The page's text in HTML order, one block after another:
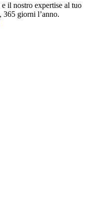
il nostro expertise al tuo
365 giorni l’anno.